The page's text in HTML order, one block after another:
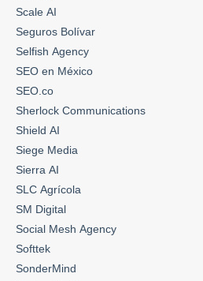
Scale AI
Seguros Bolívar
Selfish Agency
SEO en México
SEO.co
Sherlock Communications
Shield AI
Siege Media
Sierra AI
SLC Agrícola
SM Digital
Social Mesh Agency
Softtek
SonderMind